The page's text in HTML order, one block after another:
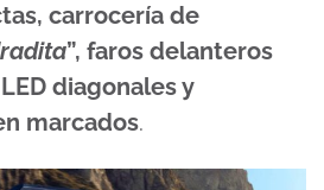
carrocería de
”, faros delanteros
diagonales y
marcados.